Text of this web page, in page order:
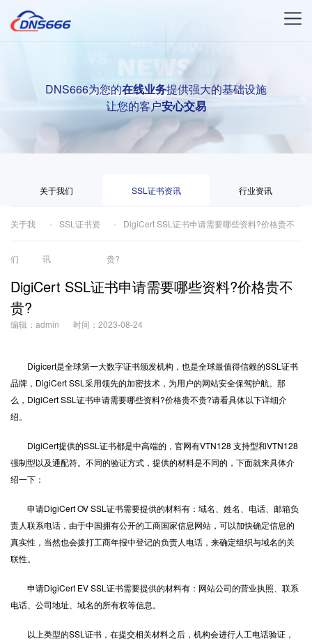
DNS666为您的在线业务提供强大的基础设施
让您的客户安心交易
关于我们 SSL证书资讯 行业资讯
关于我
们
SSL证书资
讯
DigiCert SSL证书申请需要哪些资料?价格贵不
贵?
DigiCert SSL证书申请需要哪些资料?价格贵不
贵?
编辑：admin 时间：2023-08-24
Digicert是全球第一大数字证书颁发机构，也是全球最值得信赖的SSL证书
品牌，DigiCert SSL采用领先的加密技术，为用户的网站安全保驾护航。那
么，DigiCert SSL证书申请需要哪些资料?价格贵不贵?请看具体以下详细介
绍。
DigiCert提供的SSL证书都是中高端的，官网有VTN128 支持型和VTN128
强制型以及通配符。不同的验证方式，提供的材料是不同的，下面就来具体介
绍一下：
申请DigiCert OV SSL证书需要提供的材料有：域名、姓名、电话、邮箱负
责人联系电话，由于中国拥有公开的工商国家信息网站，可以加快确定信息的
真实性，当然也会拨打工商年报中登记的负责人电话，来确定组织与域名的关
联性。
申请DigiCert EV SSL证书需要提供的材料有：网站公司的营业执照、联系
电话、公司地址、域名的所有权等信息。
以上类型的SSL证书，在提交相关材料之后，机构会进行人工电话验证，